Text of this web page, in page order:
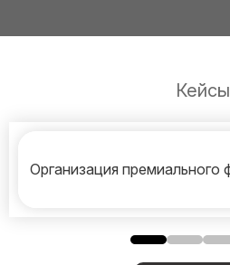
Кейсы
Организация